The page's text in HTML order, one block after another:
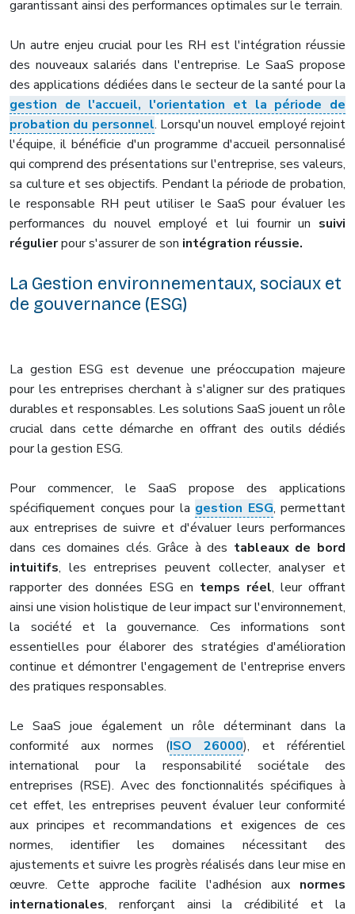
garantissant ainsi des performances optimales sur le terrain.
Un autre enjeu crucial pour les RH est l'intégration réussie
des nouveaux salariés dans l'entreprise. Le SaaS propose
des applications dédiées dans le secteur de la santé pour la
gestion de l'accueil, l'orientation et la période de
probation du personnel. Lorsqu'un nouvel employé rejoint
l'équipe, il bénéficie d'un programme d'accueil personnalisé
qui comprend des présentations sur l'entreprise, ses valeurs,
sa culture et ses objectifs. Pendant la période de probation,
le responsable RH peut utiliser le SaaS pour évaluer les
performances du nouvel employé et lui fournir un suivi
régulierpour s'assurer de son intégration réussie.
La Gestion environnementaux, sociaux et
de gouvernance (ESG)
La gestion ESG est devenue une préoccupation majeure
pour les entreprises cherchant à s'aligner sur des pratiques
durables et responsables. Les solutions SaaS jouent un rôle
crucial dans cette démarche en offrant des outils dédiés
pour la gestion ESG.
Pour commencer, le SaaS propose des applications
spécifiquement conçues pour la gestion ESG, permettant
aux entreprises de suivre et d'évaluer leurs performances
dans ces domaines clés. Grâce à des tableaux de bord
intuitifs, les entreprises peuvent collecter, analyser et
rapporter des données ESG en temps réel, leur offrant
ainsi une vision holistique de leur impact sur l'environnement,
la société et la gouvernance. Ces informations sont
essentielles pour élaborer des stratégies d'amélioration
continue et démontrer l'engagement de l'entreprise envers
des pratiques responsables.
Le SaaS joue également un rôle déterminant dans la
conformité aux normes (ISO 26000), et référentiel
international pour la responsabilité sociétale des
entreprises (RSE). Avec des fonctionnalités spécifiques à
cet effet, les entreprises peuvent évaluer leur conformité
aux principes et recommandations et exigences de ces
normes, identifier les domaines nécessitant des
ajustements et suivre les progrès réalisés dans leur mise en
œuvre. Cette approche facilite l'adhésion aux normes
internationales, renforçant ainsi la crédibilité et la